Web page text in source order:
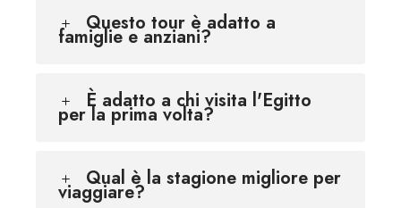
Questo tour è adatto a
famiglie e anziani?
È adatto a chi visita l'Egitto
per la prima volta?
Qual è la stagione migliore per
viaggiare?